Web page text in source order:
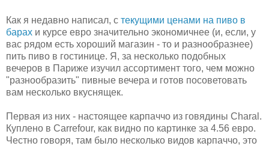
Как я недавно написал, с текущими ценами на пиво в
барах и курсе евро значительно экономичнее (и, если, у
вас рядом есть хороший магазин - то и разнообразнее)
пить пиво в гостинице. Я, за несколько подобных
вечеров в Париже изучил ассортимент того, чем можно
"разнообразить" пивные вечера и готов посоветовать
вам несколько вкуснящек.
Первая из них - настоящее карпаччо из говядины Charal.
Куплено в Carrefour, как видно по картинке за 4.56 евро.
Честно говоря, там было несколько видов карпаччо, это